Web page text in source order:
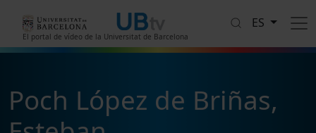
El portal de vídeo de la Universitat de Barcelona
ES
Poch López de Briñas,